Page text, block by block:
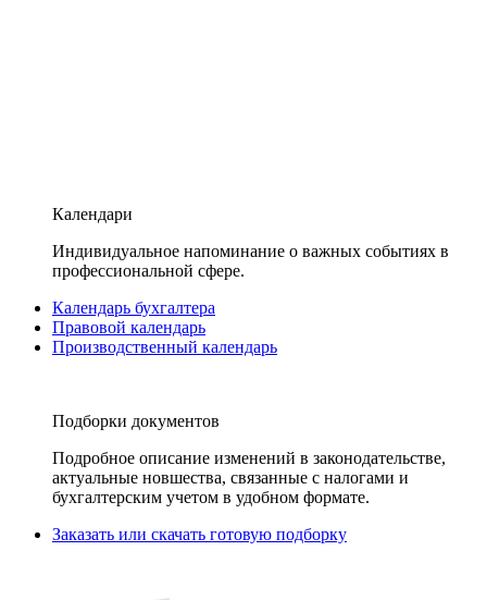
Календари
Индивидуальное напоминание о важных событиях в
профессиональной сфере.
Календарь бухгалтера
Правовой календарь
Производственный календарь
Подборки документов
Подробное описание изменений в законодательстве,
актуальные новшества, связанные с налогами и
бухгалтерским учетом в удобном формате.
Заказать или скачать готовую подборку